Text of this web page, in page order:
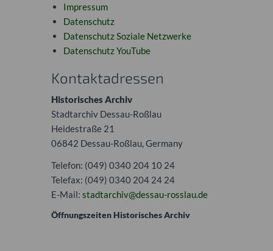
Impressum
Datenschutz
Datenschutz Soziale Netzwerke
Datenschutz YouTube
Kontaktadressen
Historisches Archiv
Stadtarchiv Dessau-Roßlau
Heidestraße 21
06842 Dessau-Roßlau, Germany
Telefon: (049) 0340 204 10 24
Telefax: (049) 0340 204 24 24
E-Mail: stadtarchiv@dessau-rosslau.de
Öffnungszeiten Historisches Archiv